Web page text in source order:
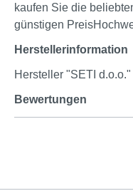
kaufen Sie die
günstigen
Herstellerinformation
Hersteller "SETI d.o.o."
Bewertungen